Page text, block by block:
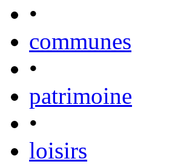
•
communes
•
patrimoine
•
loisirs